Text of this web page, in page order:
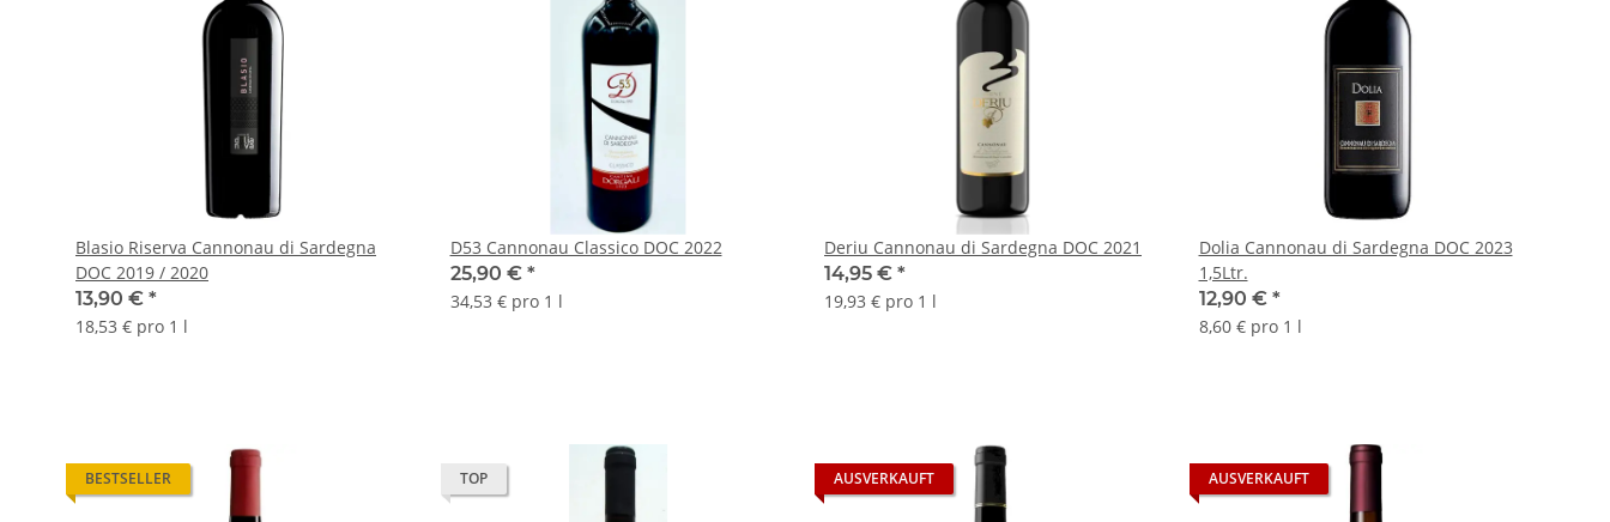
Blasio Riserva Cannonau di Sardegna
DOC 2019 / 2020
13,90 € *
18,53 € pro 1 l
D53 Cannonau Classico DOC 2022
25,90 € *
34,53 € pro 1 l
Deriu Cannonau di Sardegna DOC 2021
14,95 € *
19,93 € pro 1 l
Dolia Cannonau di Sardegna DOC 2023
1,5Ltr.
12,90 € *
8,60 € pro 1 l
BESTSELLER TOP AUSVERKAUFT AUSVERKAUFT